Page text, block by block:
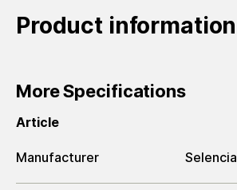
Product information
More Specifications
Article
Manufacturer Selencia